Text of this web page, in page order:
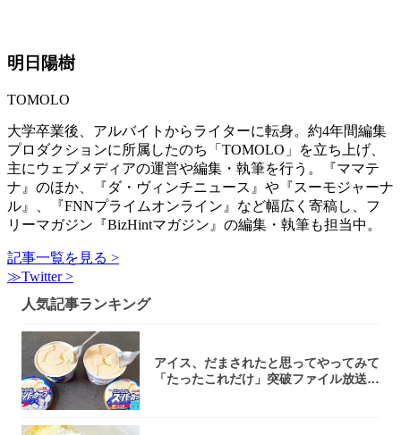
明日陽樹
TOMOLO
大学卒業後、アルバイトからライターに転身。約4年間編集
プロダクションに所属したのち「TOMOLO」を立ち上げ、
主にウェブメディアの運営や編集・執筆を行う。『ママテ
ナ』のほか、『ダ・ヴィンチニュース』や『スーモジャーナ
ル』、『FNNプライムオンライン』など幅広く寄稿し、フ
リーマガジン『BizHintマガジン』の編集・執筆も担当中。
記事一覧を見る >
≫Twitter >
人気記事ランキング
アイス、だまされたと思ってやってみて
「たったこれだけ」突破ファイル放送で